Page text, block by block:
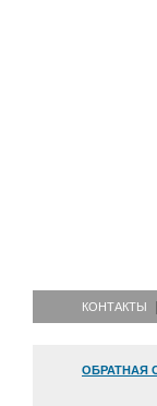
КОНТАКТЫ
ОБРАТНАЯ